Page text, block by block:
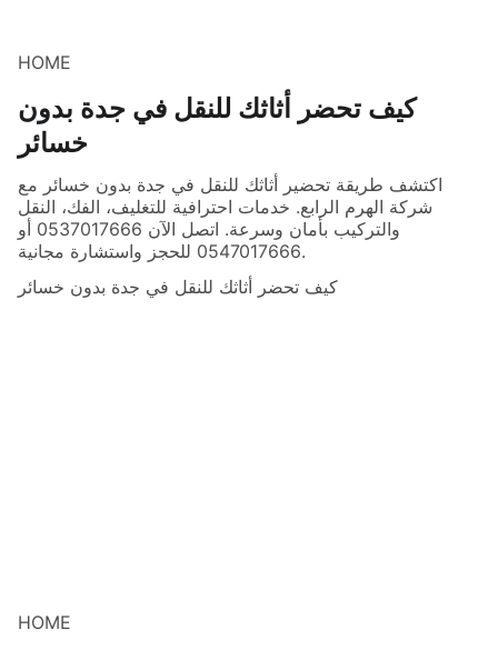
HOME
كيف تحضر أثاثك للنقل في جدة بدون
خسائر
اكتشف طريقة تحضير أثاثك للنقل في جدة بدون خسائر مع
شركة الهرم الرابع. خدمات احترافية للتغليف، الفك، النقل
والتركيب بأمان وسرعة. اتصل الآن 0537017666 أو
0547017666 للحجز واستشارة مجانية.
كيف تحضر أثاثك للنقل في جدة بدون خسائر
HOME